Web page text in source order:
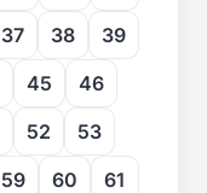
37 38
39
45
46
52
53
59 60
61